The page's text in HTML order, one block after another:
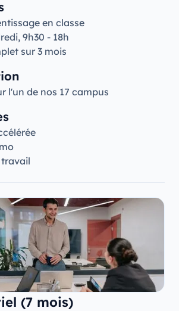
en classe
9h30 - 18h
sur 3 mois
l'un de nos 17 campus
travail
(7 mois)